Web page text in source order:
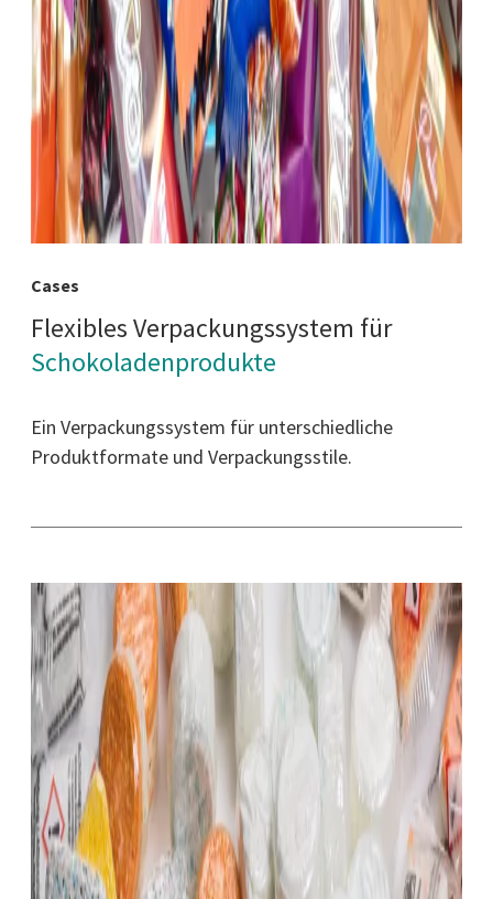
Cases
Flexibles Verpackungssystem für
Schokoladenprodukte
Ein Verpackungssystem für unterschiedliche
Produktformate und Verpackungsstile.